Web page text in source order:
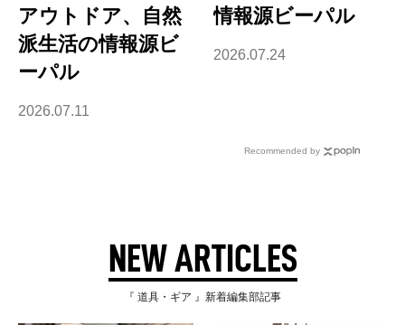
アウトドア、自然
派生活の情報源ビ
ーパル
2026.07.11
情報源ビーパル
2026.07.24
Recommended by
NEW ARTICLES
『 道具・ギア 』新着編集部記事